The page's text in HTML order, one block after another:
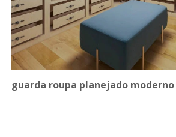
guarda roupa planejado moderno